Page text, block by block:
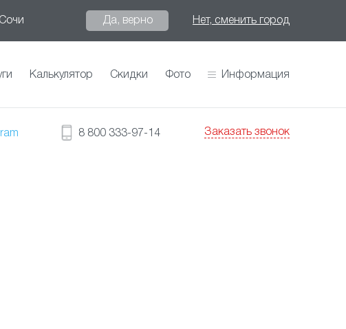
Сочи Да, верно Нет, сменить город
Калькулятор Скидки Фото Информация
8 800 333-97-14 Заказать звонок